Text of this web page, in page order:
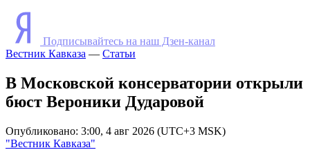
Подписывайтесь на наш Дзен-канал
Вестник Кавказа — Статьи
В Московской консерватории открыли
бюст Вероники Дударовой
Опубликовано: 3:00, 4 авг 2026 (UTC+3 MSK)
"Вестник Кавказа"